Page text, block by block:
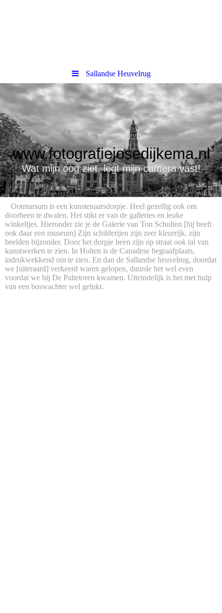
Sallandse Heuvelrug
www.fotografiejosedijkema.nl
Wat mijn oog ziet, legt mijn camera vast!
Ootmarsum is een kunstenaarsdorpje. Heel gezellig ook om
doorheen te dwalen. Het stikt er van de galleries en leuke
winkeltjes. Hieronder zie je de Galerie van Ton Schulten [hij heeft
ook daar een museum] Zijn schilderijen zijn zeer kleurrijk, zijn
beelden bijzonder. Door het dorpje heen zijn op straat ook tal van
kunstwerken te zien. In Holten is de Canadese begraafplaats,
indrukwekkend om te zien. En dan de Sallandse heuvelrug, doordat
we [uiteraard] verkeerd waren gelopen, duurde het wel even
voordat we bij De Paltetoren kwamen. Uiteindelijk is het met hulp
van een boswachter wel gelukt.